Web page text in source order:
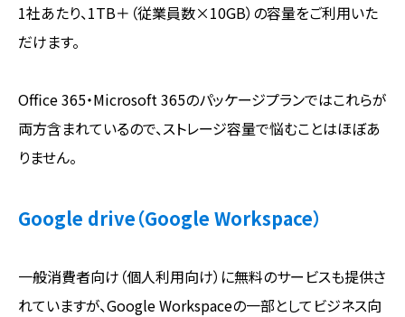
1社あたり、1TB＋（従業員数×10GB）の容量をご利用いた
だけます。
Office 365・Microsoft 365のパッケージプランではこれらが
両方含まれているので、ストレージ容量で悩むことはほぼあ
りません。
Google drive（Google Workspace）
一般消費者向け（個人利用向け）に無料のサービスも提供さ
れていますが、Google Workspaceの一部としてビジネス向